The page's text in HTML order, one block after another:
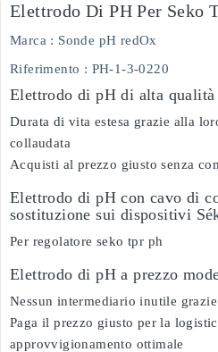
Elettrodo Di PH Per Seko
Marca : Sonde pH redOx
Riferimento : PH-1-3-0220
Elettrodo di pH di alta qualità
Durata di vita estesa grazie alla
collaudata
Acquisti al prezzo giusto senza
Elettrodo di pH con cavo di
sostituzione sui dispositivi
Per regolatore seko tpr ph
Elettrodo di pH a prezzo
Nessun intermediario inutile
Paga il prezzo giusto per la
approvvigionamento ottimale